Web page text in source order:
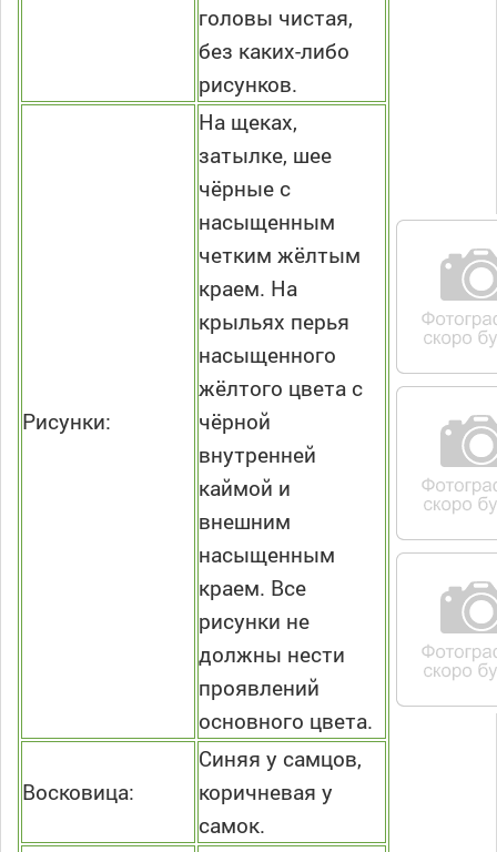
головы чистая,
без каких-либо
рисунков.
Рисунки:
На щеках,
затылке, шее
чёрные с
насыщенным
четким жёлтым
краем. На
крыльях перья
насыщенного
жёлтого цвета с
чёрной
внутренней
каймой и
внешним
насыщенным
краем. Все
рисунки не
должны нести
проявлений
основного цвета.
Восковица:
Синяя у самцов,
коричневая у
самок.